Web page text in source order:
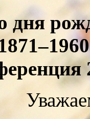
дня